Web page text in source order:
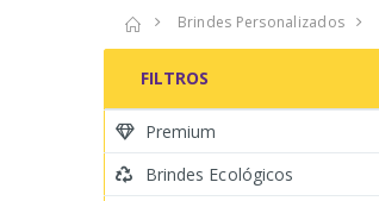
Brindes Personalizados
FILTROS
Premium
Brindes Ecológicos